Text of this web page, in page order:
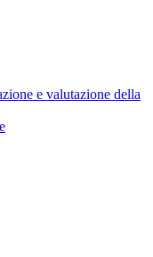
e valutazione della